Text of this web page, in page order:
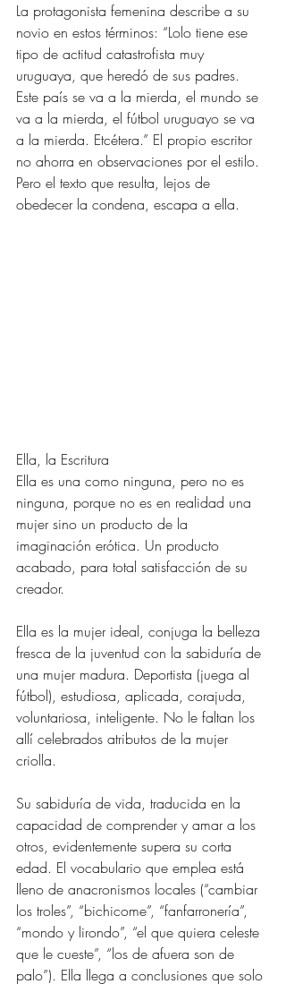
La protagonista femenina describe a su
novio en estos términos: “Lolo tiene ese
tipo de actitud catastrofista muy
uruguaya, que heredó de sus padres.
Este país se va a la mierda, el mundo se
va a la mierda, el fútbol uruguayo se va
a la mierda. Etcétera.” El propio escritor
no ahorra en observaciones por el estilo.
Pero el texto que resulta, lejos de
obedecer la condena, escapa a ella.
Ella, la Escritura
Ella es una como ninguna, pero no es
ninguna, porque no es en realidad una
mujer sino un producto de la
imaginación erótica. Un producto
acabado, para total satisfacción de su
creador.
Ella es la mujer ideal, conjuga la belleza
fresca de la juventud con la sabiduría de
una mujer madura. Deportista (juega al
fútbol), estudiosa, aplicada, corajuda,
voluntariosa, inteligente. No le faltan los
allí celebrados atributos de la mujer
criolla.
Su sabiduría de vida, traducida en la
capacidad de comprender y amar a los
otros, evidentemente supera su corta
edad. El vocabulario que emplea está
lleno de anacronismos locales (“cambiar
los troles”, “bichicome”, “fanfarronería”,
“mondo y lirondo”, “el que quiera celeste
que le cueste”, “los de afuera son de
palo”). Ella llega a conclusiones que solo